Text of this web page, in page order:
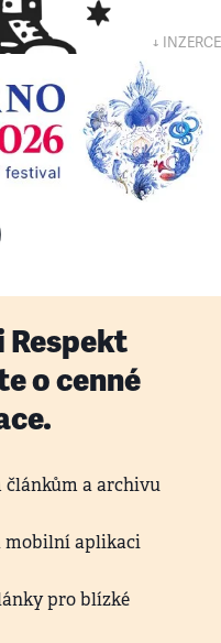
↓ INZERCE
Respekt
o cenné
článkům a archivu
mobilní aplikaci
pro blízké